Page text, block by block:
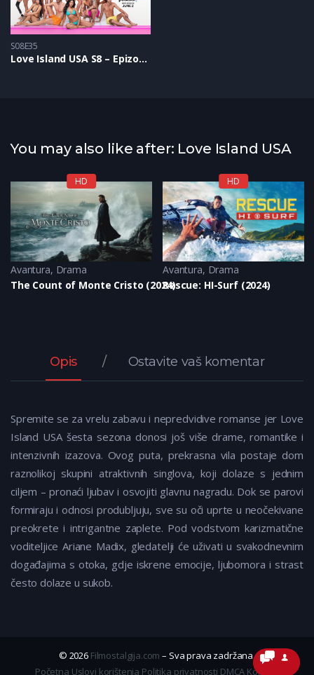
S08E35
Love Island USA S8 – Epizoda 35
You may also like after: Love Island USA
HD
Avantura, Drama
The Count of Monte Cristo (2024)
HD
Avantura, Drama
Rescue: HI-Surf (2024)
Opis Ostavite vaš komentar
Spremite se za vrelu zabavu i nepredvidive romanse jer Love
Island USA šesta sezona donosi još više drame, romantike i
intenzivnih izazova. Ovog puta, prekrasna vila postaje dom
raznolikoj skupini atraktivnih singlova, koji dolaze s jednim
ciljem – pronaći ljubav i osvojiti glavnu nagradu. Dok se parovi
formiraju i odnosi produbljuju, sve su oči uprte u neočekivane
preokrete i intrigantne zaplete. Pod vodstvom karizmatične
voditeljice Ariane Madix, gledatelji će uživati u svakodnevnim
događajima s otoka, gdje iskrene emocije, ljubomora i strast
često dolaze u sukob.
© 2026 Filmostalgija.com – Sva prava zadržana.
Početna Uslovi korištenja Politika privatnosti DMCA Kontakt